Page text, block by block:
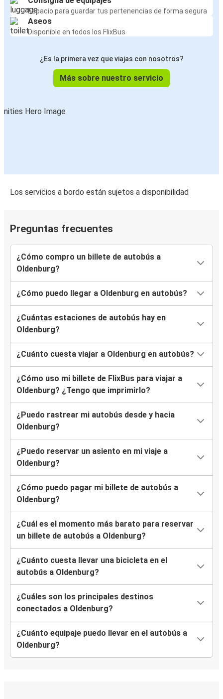
Barcelona
Barcelona
Barcelona
Espacio para guardar tus pertenencias de forma segura
Aseos
Disponible en todos los FlixBus
¿Es la primera vez que viajas con nosotros?
Más sobre nuestro servicio
Los servicios a bordo están sujetos a disponibilidad
Preguntas frecuentes
¿Cómo compro un billete de autobús a
Oldenburg?
¿Cómo puedo llegar a Oldenburg en autobús?
¿Cuántas estaciones de autobús hay en
Oldenburg?
¿Cuánto cuesta viajar a Oldenburg en autobús?
¿Cómo uso mi billete de FlixBus para viajar a
Oldenburg? ¿Tengo que imprimirlo?
¿Puedo rastrear mi autobús desde y hacia
Oldenburg?
¿Puedo reservar un asiento en mi viaje a
Oldenburg?
¿Cómo puedo pagar mi billete de autobús a
Oldenburg?
¿Cuál es el momento más barato para reservar
un billete de autobús a Oldenburg?
¿Cuánto cuesta llevar una bicicleta en el
autobús a Oldenburg?
¿Cuáles son los principales destinos
conectados a Oldenburg?
¿Cuánto equipaje puedo llevar en el autobús a
Oldenburg?